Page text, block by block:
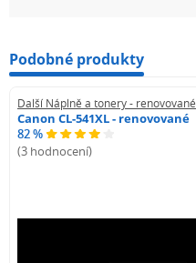
Podobné produkty
Další Náplně a tonery - renovované
Canon CL-541XL - renovované
82 %
(3 hodnocení)